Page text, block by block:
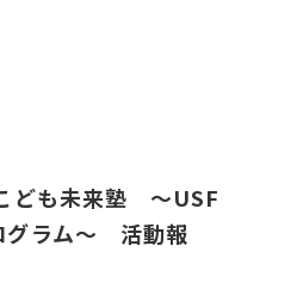
ども未来塾 ～USF
グラム～ 活動報